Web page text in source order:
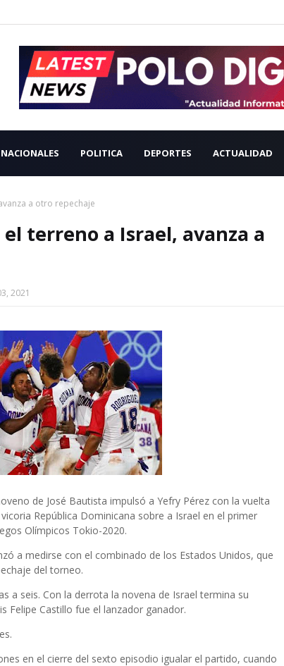
NACIONALES POLITICA DEPORTES ACTUALIDAD
a otro repechaje
terreno a Israel, avanza a
2021
de José Bautista impulsó a Yefry Pérez con la vuelta
República Dominicana sobre a Israel en el primer
Olímpicos Tokio-2020.
a medirse con el combinado de los Estados Unidos, que
del torneo.
a seis. Con la derrota la novena de Israel termina su
Felipe Castillo fue el lanzador ganador.
en el cierre del sexto episodio igualar el partido, cuando